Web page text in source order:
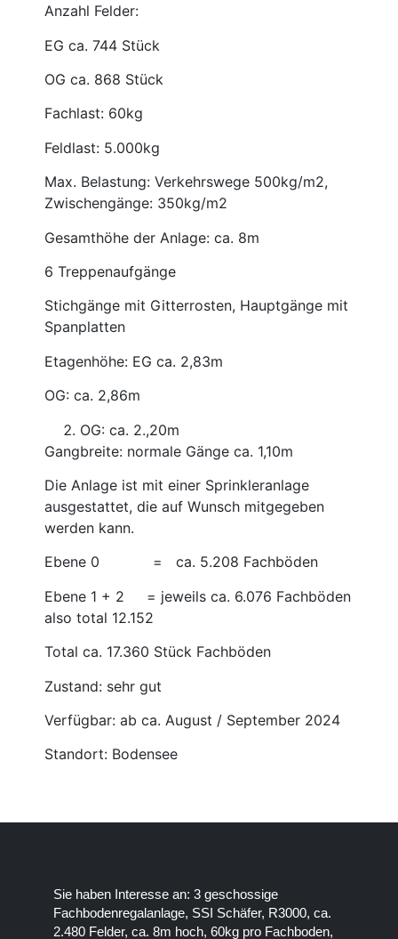
Anzahl Felder:
EG ca. 744 Stück
OG ca. 868 Stück
Fachlast: 60kg
Feldlast: 5.000kg
Max. Belastung: Verkehrswege 500kg/m2,
Zwischengänge: 350kg/m2
Gesamthöhe der Anlage: ca. 8m
6 Treppenaufgänge
Stichgänge mit Gitterrosten, Hauptgänge mit
Spanplatten
Etagenhöhe: EG ca. 2,83m
OG: ca. 2,86m
OG: ca. 2.,20m
Gangbreite: normale Gänge ca. 1,10m
Die Anlage ist mit einer Sprinkleranlage
ausgestattet, die auf Wunsch mitgegeben
werden kann.
Ebene 0 = ca. 5.208 Fachböden
Ebene 1 + 2 = jeweils ca. 6.076 Fachböden
also total 12.152
Total ca. 17.360 Stück Fachböden
Zustand: sehr gut
Verfügbar: ab ca. August / September 2024
Standort: Bodensee
Sie haben Interesse an: 3 geschossige
Fachbodenregalanlage, SSI Schäfer, R3000, ca.
2.480 Felder, ca. 8m hoch, 60kg pro Fachboden,